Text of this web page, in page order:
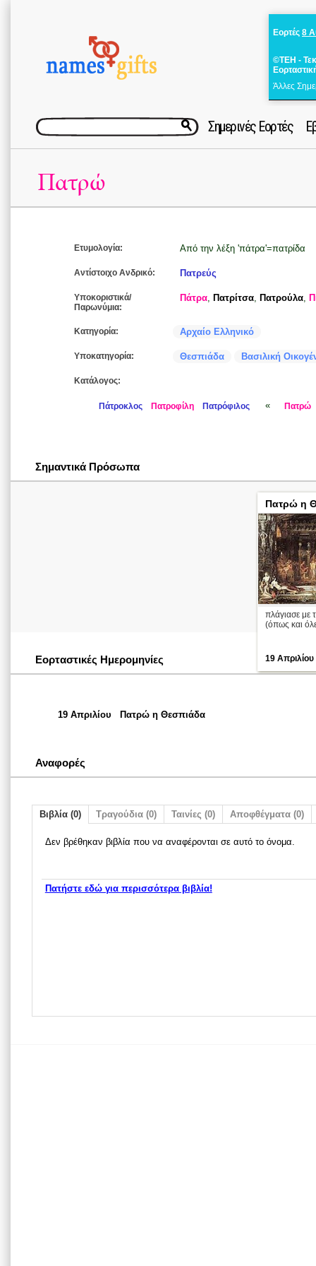
Εορτές 8
©ΤΕΗ -
Άλλες
Σημερινές Εορτές
Πατρώ
Ετυμολογία: Από την λέξη 'πάτρα'=πατρίδα
Αντίστοιχο Ανδρικό: Πατρεύς
Υποκοριστικά/
Παρωνύμια:
Πάτρα, Πατρίτσα, Πατρούλα,
Κατηγορία: Αρχαίο Ελληνικό
Υποκατηγορία: Θεσπιάδα Βασιλική
Κατάλογος:
Πάτροκλος Πατροφίλη Πατρόφιλος « Πατρώ
Σημαντικά Πρόσωπα
Πατρώ η
πλάγιασε με
(όπως και
19 Απριλίου
Εορταστικές Ημερομηνίες
19 Απριλίου Πατρώ η Θεσπιάδα
Αναφορές
Βιβλία (0) Τραγούδια (0) Ταινίες (0) Αποφθέγματα (0)
Δεν βρέθηκαν βιβλία που να αναφέρονται σε αυτό το όνομα.
Πατήστε εδώ για περισσότερα βιβλία!